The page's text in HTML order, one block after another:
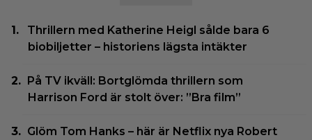
Thrillern med Katherine Heigl sålde bara 6
biobiljetter – historiens lägsta intäkter
På TV ikväll: Bortglömda thrillern som
Harrison Ford är stolt över: ”Bra film”
Glöm Tom Hanks – här är Netflix nya Robert